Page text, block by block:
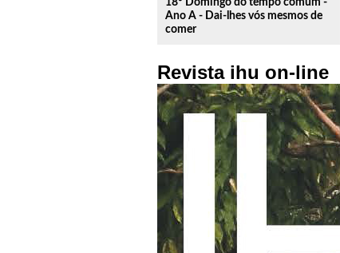
18º Domingo do tempo comum -
Ano A - Dai-lhes vós mesmos de
comer
Revista ihu on-line